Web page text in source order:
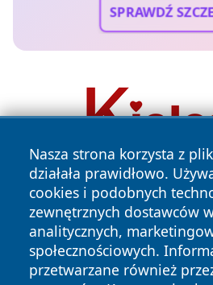
SPRAWDŹ
Nasza strona korzysta z
działała prawidłowo.
cookies i podobnych
zewnętrznych dostawców
analitycznych,
społecznościowych.
przetwarzane również
Copyright © 2026 ostrolecki24.pl